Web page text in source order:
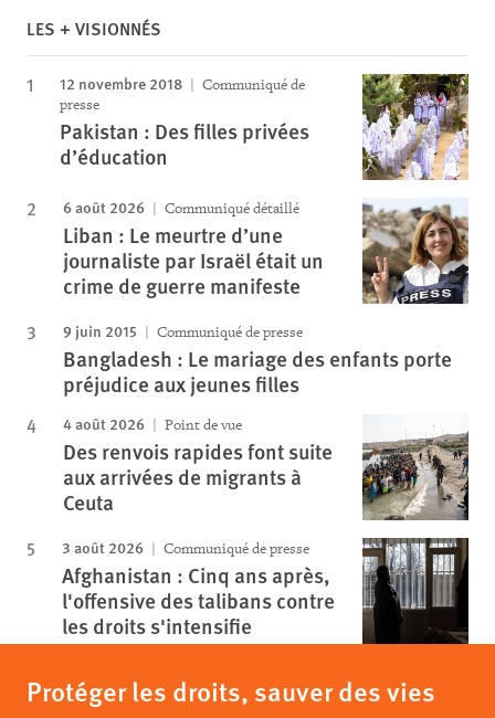
LES + VISIONNÉS
12 novembre 2018
Communiqué de
presse
Pakistan : Des filles privées
d’éducation
6 août 2026 Communiqué détaillé
Liban : Le meurtre d’une
journaliste par Israël était un
crime de guerre manifeste
9 juin 2015 Communiqué de presse
Bangladesh : Le mariage des enfants porte
préjudice aux jeunes filles
4 août 2026 Point de vue
Des renvois rapides font suite
aux arrivées de migrants à
Ceuta
3 août 2026 Communiqué de presse
Afghanistan : Cinq ans après,
l'offensive des talibans contre
les droits s'intensifie
Protéger les droits, sauver des vies